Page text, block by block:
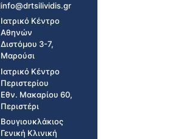
info@drtsilividis.gr
Ιατρικό Κέντρο
Αθηνών
Διστόμου 3-7,
Μαρούσι
Ιατρικό Κέντρο
Περιστερίου
Εθν. Μακαρίου 60,
Περιστέρι
Βουγιουκλάκιος
Γενική Κλινική